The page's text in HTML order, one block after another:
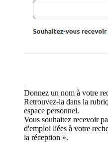
Donnez un nom à votre
Retrouvez-la dans la
espace personnel.
Vous souhaitez recevoir
d'emploi liées à votre
la réception ».